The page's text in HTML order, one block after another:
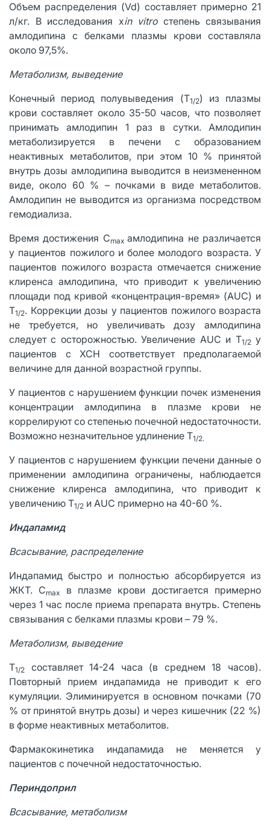
Объем распределения (Vd) составляет примерно 21
л/кг. В исследования хin vitro степень связывания
амлодипина с белками плазмы крови составляла
около 97,5%.
Метаболизм, выведение
Конечный период полувыведения (T1/2) из плазмы
крови составляет около 35-50 часов, что позволяет
принимать амлодипин 1 раз в сутки. Амлодипин
метаболизируется в печени с образованием
неактивных метаболитов, при этом 10 % принятой
внутрь дозы амлодипина выводится в неизмененном
виде, около 60 % – почками в виде метаболитов.
Амлодипин не выводится из организма посредством
гемодиализа.
Время достижения Cmax амлодипина не различается
у пациентов пожилого и более молодого возраста. У
пациентов пожилого возраста отмечается снижение
клиренса амлодипина, что приводит к увеличению
площади под кривой «концентрация-время» (AUC) и
T1/2. Коррекции дозы у пациентов пожилого возраста
не требуется, но увеличивать дозу амлодипина
следует с осторожностью. Увеличение AUC и T1/2у
пациентов с ХСН соответствует предполагаемой
величине для данной возрастной группы.
У пациентов с нарушением функции почек изменения
концентрации амлодипина в плазме крови не
коррелируют со степенью почечной недостаточности.
Возможно незначительное удлинение T1/2.
У пациентов с нарушением функции печени данные о
применении амлодипина ограничены, наблюдается
снижение клиренса амлодипина, что приводит к
увеличению T1/2 и AUC примерно на 40-60 %.
Индапамид
Всасывание, распределение
Индапамид быстро и полностью абсорбируется из
ЖКТ. Cmax
в плазме крови достигается примерно
через 1 час после приема препарата внутрь. Степень
связывания с белками плазмы крови – 79 %.
Метаболизм, выведение
T1/2
составляет 14-24 часа (в среднем 18 часов).
Повторный прием индапамида не приводит к его
кумуляции. Элиминируется в основном почками (70
% от принятой внутрь дозы) и через кишечник (22 %)
в форме неактивных метаболитов.
Фармакокинетика индапамида не меняется у
пациентов с почечной недостаточностью.
Периндоприл
Всасывание, метаболизм